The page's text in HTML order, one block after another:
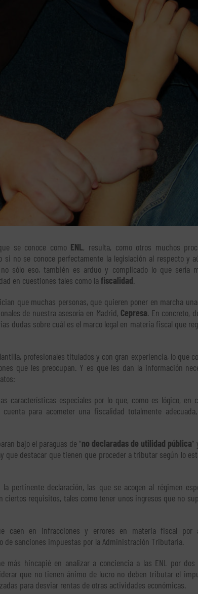
se conoce como ENL, resulta, como otros muchos
no se conoce perfectamente la legislación al respecto y
sólo eso, también es arduo y complicado lo que sería
en cuestiones tales como la fiscalidad.
que muchas personas, que quieren poner en marcha
de nuestra asesoría en Madrid, Cepresa. En concreto,
dudas sobre cuál es el marco legal en materia fiscal que
profesionales titulados y con gran experiencia, lo que
que les preocupan. Y es que les dan la información
características especiales por lo que, como es lógico, en
para acometer una fiscalidad totalmente
bajo el paraguas de “no declaradas de utilidad pública”
que destacar que tienen que proceder a tributar según lo
pertinente declaración, las que se acogen al régimen
requisitos, tales como tener unos ingresos que no
caen en infracciones y errores en materia fiscal por
de sanciones impuestas por la Administración Tributaria.
más hincapié en analizar a conciencia a las ENL por dos
que no tienen ánimo de lucro no deben tributar el
para desviar rentas de otras actividades económicas.